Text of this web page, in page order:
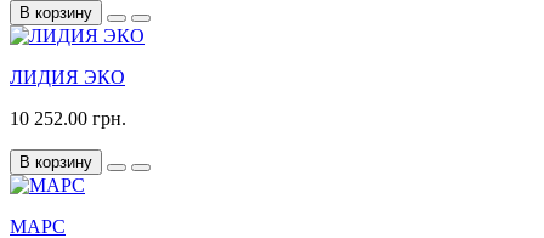
В корзину
ЛИДИЯ ЭКО
10 252.00 грн.
В корзину
МАРС